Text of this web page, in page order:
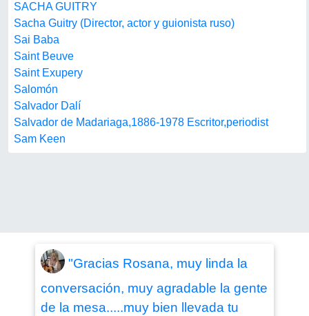
SACHA GUITRY
Sacha Guitry (Director, actor y guionista ruso)
Sai Baba
Saint Beuve
Saint Exupery
Salomón
Salvador Dalí
Salvador de Madariaga,1886-1978 Escritor,periodist
Sam Keen
"Gracias Rosana, muy linda la
conversación, muy agradable la gente
de la mesa.....muy bien llevada tu